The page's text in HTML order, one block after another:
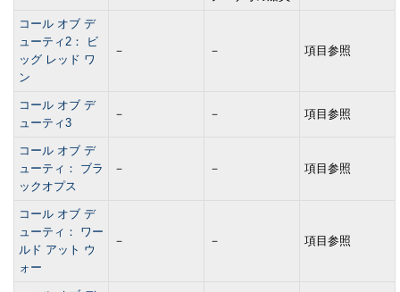
コール オブ デ
ューティ2： ビ
ッグ レッド ワ
ン
－ － 項目参照
コール オブ デ
ューティ3
－ － 項目参照
コール オブ デ
ューティ： ブラ
ックオプス
－ － 項目参照
コール オブ デ
ューティ： ワー
ルド アット ウ
ォー
－ － 項目参照